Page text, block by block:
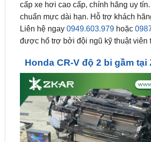
cấp xe hơi cao cấp, chính hãng uy
chuẩn mực dài hạn. Hỗ trợ khách
Liên hệ ngay 0949.603.979hoặc
được hổ trợ bởi đội ngũ kỹ thuật viên
Honda CR-V độ 2 bi gầm tại